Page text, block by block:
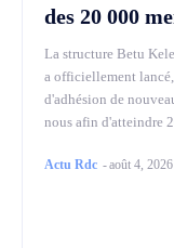
des 20 000
La structure Betu
a officiellement
d'adhésion de
nous afin d'atteindre
Actu Rdc -août 4, 2026